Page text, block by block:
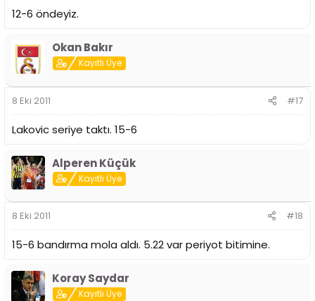
12-6 öndeyiz.
Okan Bakır
Kayıtlı Üye
8 Eki 2011 #17
Lakovic seriye taktı. 15-6
Alperen Küçük
Kayıtlı Üye
8 Eki 2011 #18
15-6 bandırma mola aldı. 5.22 var periyot bitimine.
Koray Saydar
Kayıtlı Üye